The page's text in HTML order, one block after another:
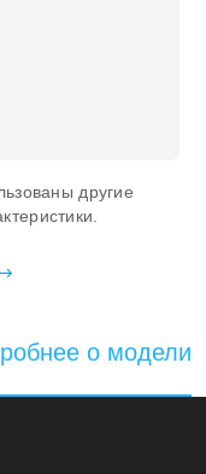
другие
о модели